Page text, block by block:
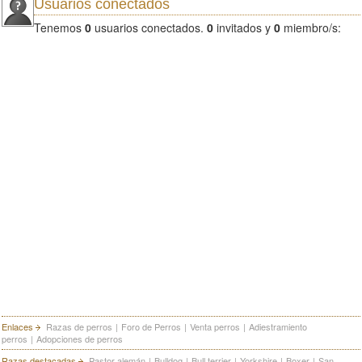
Usuarios conectados
Tenemos 0 usuarios conectados. 0 invitados y 0 miembro/s:
Enlaces Razas de perros | Foro de Perros | Venta perros | Adiestramiento
perros | Adopciones de perros